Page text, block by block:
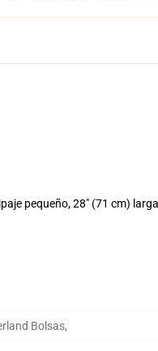
pequeño, 28" (71 cm)
Bolsas,